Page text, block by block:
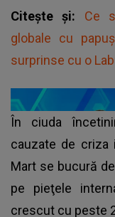
Citește și: Ce
globale cu
surprinse cu o
În ciuda
cauzate de criza
Mart se bucură
pe pieţele
crescut cu peste